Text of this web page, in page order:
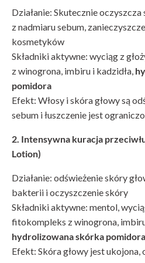
Działanie: Skutecznie oczyszcza
z nadmiaru sebum,
kosmetyków
Składniki aktywne: wyciąg z
z winogrona, imbiru i kadzidła,
pomidora
Efekt: Włosy i skóra głowy są
sebum i łuszczenie jest
2. Intensywna kuracja
Lotion)
Działanie: odświeżenie skóry
bakterii i oczyszczenie skóry
Składniki aktywne: mentol,
fitokompleks z winogrona,
hydrolizowana skórka pomidora
Efekt: Skóra głowy jest ukojona,